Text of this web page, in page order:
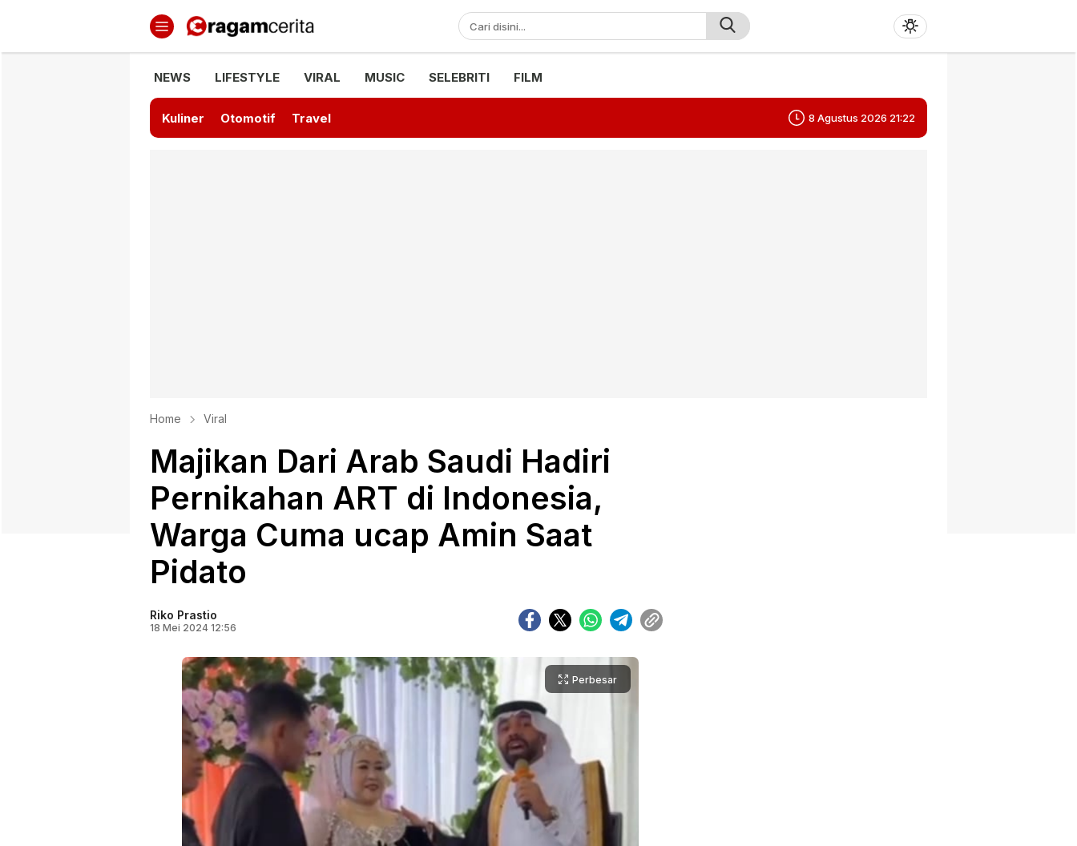
Ragamcerita.com
Informasi Terbaru dan Terkini
NEWS LIFESTYLE VIRAL MUSIC SELEBRITI FILM
Kuliner Otomotif Travel 8 Agustus 2026 21:22
Home Viral
Majikan Dari Arab Saudi Hadiri
Pernikahan ART di Indonesia,
Warga Cuma ucap Amin Saat
Pidato
Riko Prastio
18 Mei 2024 12:56
Perbesar